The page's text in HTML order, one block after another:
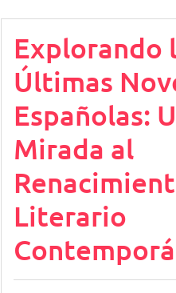
Explorando
Últimas
Españolas:
Mirada al
Literario